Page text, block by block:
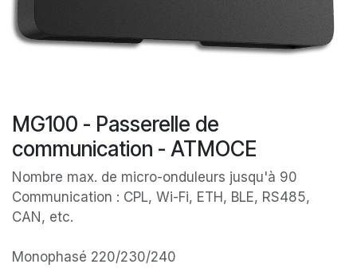
MG100 - Passerelle de
communication - ATMOCE
Nombre max. de micro-onduleurs jusqu'à 90
Communication : CPL, Wi-Fi, ETH, BLE, RS485,
CAN, etc.
Monophasé 220/230/240